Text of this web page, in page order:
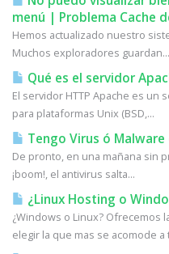
menú | Problema Cache
Hemos actualizado nuestro
Muchos exploradores guardan...
Qué es el servidor
El servidor HTTP Apache es un
para plataformas Unix (BSD,...
Tengo Virus ó
De pronto, en una mañana sin
¡boom!, el antivirus salta...
¿Linux Hosting o
¿Windows o Linux? Ofrecemos
elegir la que mas se acomode a